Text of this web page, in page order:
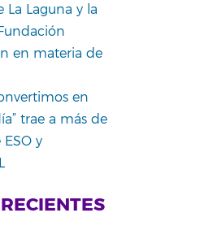
Laguna y la
en materia de
en
trae a más de
y